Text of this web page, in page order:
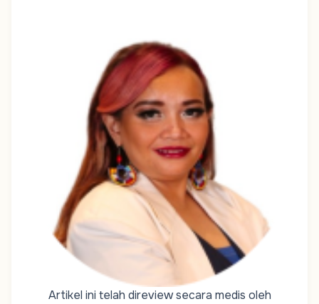
Artikel ini telah direview secara medis oleh